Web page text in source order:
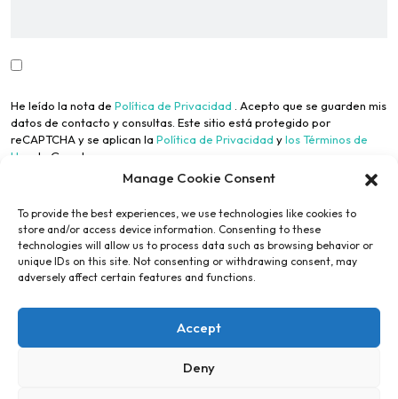
Manage Cookie Consent
To provide the best experiences, we use technologies like cookies to
store and/or access device information. Consenting to these
technologies will allow us to process data such as browsing behavior or
unique IDs on this site. Not consenting or withdrawing consent, may
adversely affect certain features and functions.
Accept
Deny
He leído la nota de Política de Privacidad . Acepto que se guarden mis
datos de contacto y consultas. Este sitio está protegido por
reCAPTCHA y se aplican la Política de Privacidad ylos Términos de
Uso
de Google.
Enviar Formulario